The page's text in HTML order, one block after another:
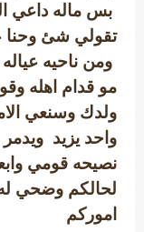
بس ماله داعي
تقولي شئ وحنا
ومن ناحيه
مو قدام اهله
ولدك وسنعي
واحد يزيد
نصيحه قومي
لحالكم وضحي له
اموركم